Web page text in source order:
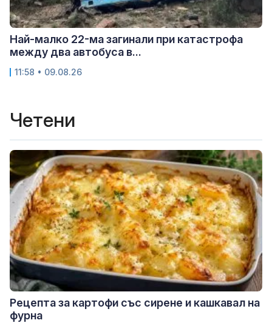
Най-малко 22-ма загинали при катастрофа
между два автобуса в...
11:58 • 09.08.26
Четени
Рецепта за картофи със сирене и кашкавал на
фурна